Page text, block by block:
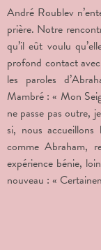
André Roublev
prière. Notre
qu’il eût voulu
profond contact
les paroles
Mambré : « Mon
ne passe pas outre,
si, nous
comme Abraham,
expérience bénie,
nouveau : «